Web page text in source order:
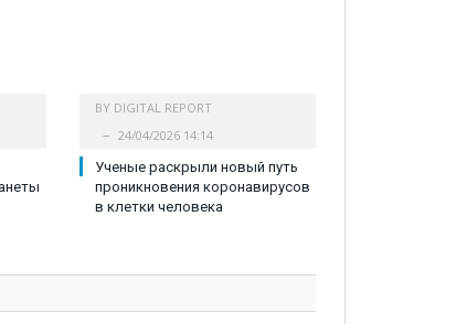
BY DIGITAL REPORT
24/04/2026 14:14
Ученые раскрыли новый путь
проникновения коронавирусов
в клетки человека